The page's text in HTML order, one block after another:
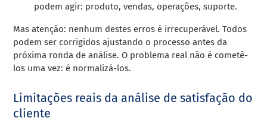
podem agir: produto, vendas, operações, suporte.
Mas atenção: nenhum destes erros é irrecuperável. Todos
podem ser corrigidos ajustando o processo antes da
próxima ronda de análise. O problema real não é cometê-
los uma vez: é normalizá-los.
Limitações reais da análise de satisfação do
cliente